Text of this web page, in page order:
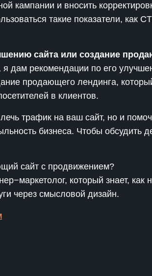
кампании и вносить
такие показатели, как
сайта или создание
я дам рекомендации по его
продающего лендинга,
в клиентов.
трафик на ваш сайт, но и
бизнеса. Чтобы обсудить
сайт с продвижением?
который знает, как
через смысловой дизайн.